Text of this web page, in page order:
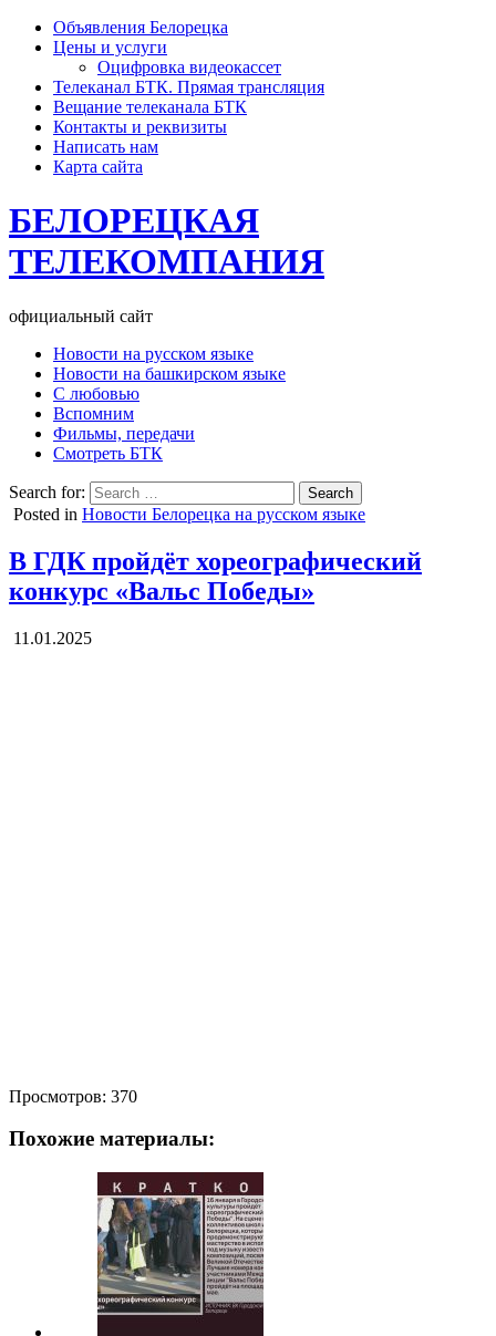
Объявления Белорецка
Цены и услуги
Оцифровка видеокассет
Телеканал БТК. Прямая трансляция
Вещание телеканала БТК
Контакты и реквизиты
Написать нам
Карта сайта
БЕЛОРЕЦКАЯ
ТЕЛЕКОМПАНИЯ
официальный сайт
Новости на русском языке
Новости на башкирском языке
С любовью
Вспомним
Фильмы, передачи
Смотреть БТК
Search for:
Posted in Новости Белорецка на русском языке
В ГДК пройдёт хореографический
конкурс «Вальс Победы»
11.01.2025
Просмотров: 370
Похожие материалы: